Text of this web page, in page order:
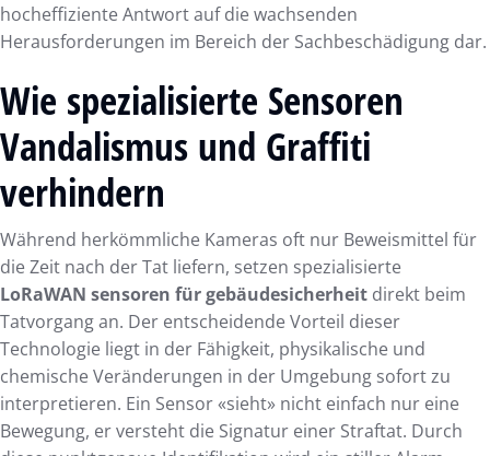
hocheffiziente Antwort auf die wachsenden
Herausforderungen im Bereich der Sachbeschädigung dar.
Wie spezialisierte Sensoren
Vandalismus und Graffiti
verhindern
Während herkömmliche Kameras oft nur Beweismittel für
die Zeit nach der Tat liefern, setzen spezialisierte
LoRaWAN sensoren für gebäudesicherheit direkt beim
Tatvorgang an. Der entscheidende Vorteil dieser
Technologie liegt in der Fähigkeit, physikalische und
chemische Veränderungen in der Umgebung sofort zu
interpretieren. Ein Sensor «sieht» nicht einfach nur eine
Bewegung, er versteht die Signatur einer Straftat. Durch